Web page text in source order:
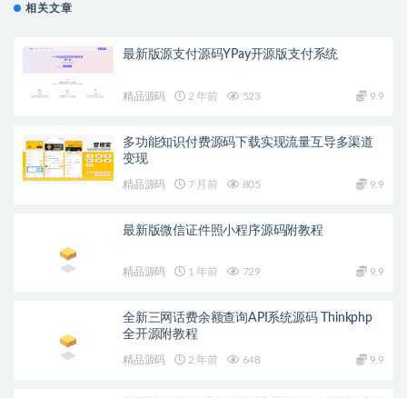
相关文章
最新版源支付源码YPay开源版支付系统
精品源码 2 年前 523 9.9
多功能知识付费源码下载实现流量互导多渠道
变现
精品源码 7 月前 805 9.9
最新版微信证件照小程序源码附教程
精品源码 1 年前 729 9.9
全新三网话费余额查询API系统源码 Thinkphp
全开源附教程
精品源码 2 年前 648 9.9